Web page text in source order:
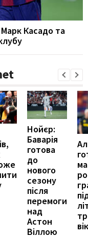
Касадо та
Нойєр:
Баварія
готова
до
нового
сезону
після
перемоги
над
Астон
Віллою